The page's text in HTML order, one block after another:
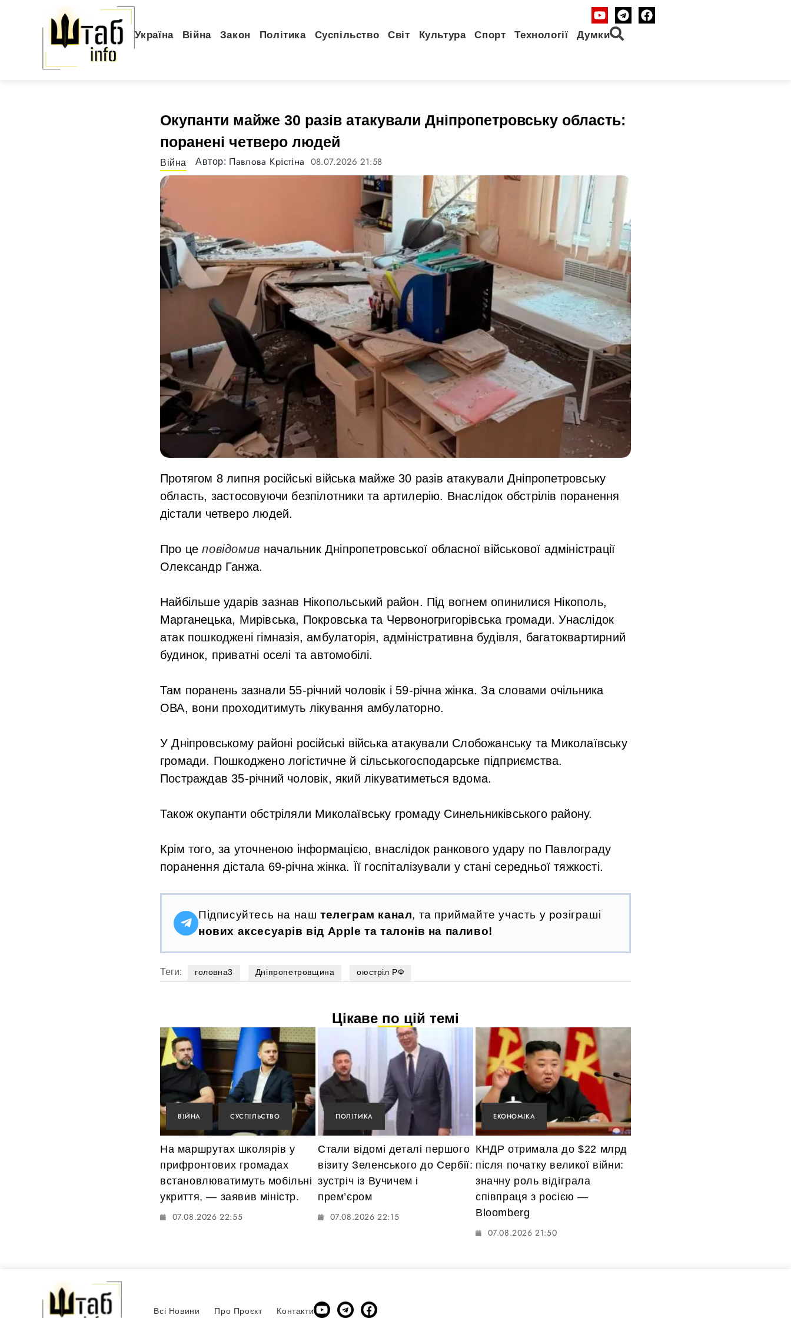
Україна Війна Закон Політика Суспільство Світ Культура Спорт Технології Думки
Окупанти майже 30 разів атакували Дніпропетровську область:
поранені четверо людей
Війна Автор: Павлова Крістіна 08.07.2026 21:58
Протягом 8 липня російські війська майже 30 разів атакували Дніпропетровську
область, застосовуючи безпілотники та артилерію. Внаслідок обстрілів поранення
дістали четверо людей.
Про цеповідомив начальник Дніпропетровської обласної військової адміністрації
Олександр Ганжа.
Найбільше ударів зазнав Нікопольський район. Під вогнем опинилися Нікополь,
Марганецька, Мирівська, Покровська та Червоногригорівська громади. Унаслідок
атак пошкоджені гімназія, амбулаторія, адміністративна будівля, багатоквартирний
будинок, приватні оселі та автомобілі.
Там поранень зазнали 55-річний чоловік і 59-річна жінка. За словами очільника
ОВА, вони проходитимуть лікування амбулаторно.
У Дніпровському районі російські війська атакували Слобожанську та Миколаївську
громади. Пошкоджено логістичне й сільськогосподарське підприємства.
Постраждав 35-річний чоловік, який лікуватиметься вдома.
Також окупанти обстріляли Миколаївську громаду Синельниківського району.
Крім того, за уточненою інформацією, внаслідок ранкового удару по Павлограду
поранення дістала 69-річна жінка. Її госпіталізували у стані середньої тяжкості.
Підписуйтесь на наш телеграм канал, та приймайте участь у розіграші
нових аксесуарів від Apple та талонів на паливо!
Теги: головна3 Дніпропетровщина оюстріл РФ
Цікаве по цій темі
ВІЙНА СУСПІЛЬСТВО
На маршрутах школярів у
прифронтових громадах
встановлюватимуть мобільні
укриття, — заявив міністр.
07.08.2026 22:55
ПОЛІТИКА
Стали відомі деталі першого
візиту Зеленського до Сербії:
зустріч із Вучичем і
прем’єром
07.08.2026 22:15
ЕКОНОМІКА
КНДР отримала до $22 млрд
після початку великої війни:
значну роль відіграла
співпраця з росією —
Bloomberg
07.08.2026 21:50
Всі Новини Про Проєкт Контакти